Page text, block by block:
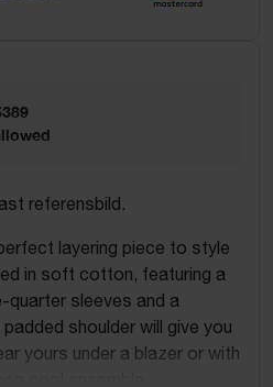
referensbild.
layering piece to style
in soft cotton, featuring a
quarter sleeves and a
shoulder will give you
yours under a blazer or with